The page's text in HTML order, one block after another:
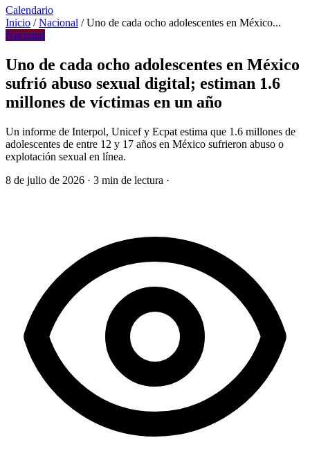
Calendario
Inicio / Nacional / Uno de cada ocho adolescentes en México...
Nacional
Uno de cada ocho adolescentes en México
sufrió abuso sexual digital; estiman 1.6
millones de víctimas en un año
Un informe de Interpol, Unicef y Ecpat estima que 1.6 millones de
adolescentes de entre 12 y 17 años en México sufrieron abuso o
explotación sexual en línea.
8 de julio de 2026 · 3 min de lectura ·